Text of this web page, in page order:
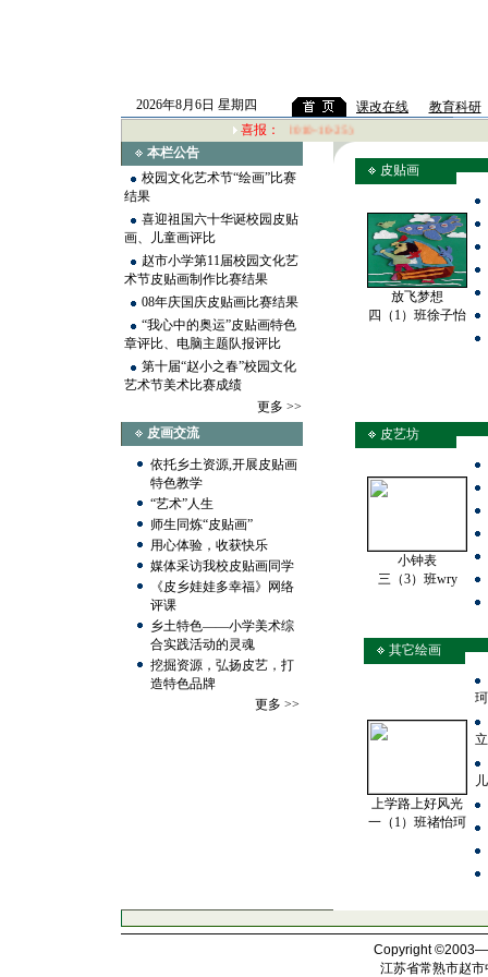
2026年8月6日 星期四 课改在线
教育科研
喜报：
组获常熟市学科解题能力竞赛团体三等奖！(2010-10-25)
本栏公告
校园文化艺术节“绘画”比赛
结果
喜迎祖国六十华诞校园皮贴
画、儿童画评比
赵市小学第11届校园文化艺
术节皮贴画制作比赛结果
08年庆国庆皮贴画比赛结果
“我心中的奥运”皮贴画特色
章评比、电脑主题队报评比
第十届“赵小之春”校园文化
艺术节美术比赛成绩
更多 >>
皮贴画
放飞梦想
四（1）班徐子怡
皮画交流
依托乡土资源,开展皮贴画
特色教学
“艺术”人生
师生同炼“皮贴画”
用心体验，收获快乐
媒体采访我校皮贴画同学
《皮乡娃娃多幸福》网络
评课
乡土特色——小学美术综
合实践活动的灵魂
挖掘资源，弘扬皮艺，打
造特色品牌
更多 >>
皮艺坊
小钟表
三（3）班wry
其它绘画
上学路上好风光
一（1）班禇怡珂
珂
儿
Copyright
江苏省常熟市赵